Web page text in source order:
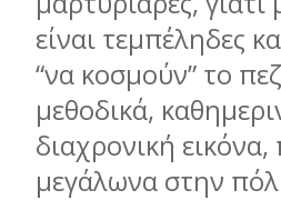
είναι τεμπέληδες
“να κοσμούν” το
μεθοδικά,
διαχρονική
μεγάλωνα στην